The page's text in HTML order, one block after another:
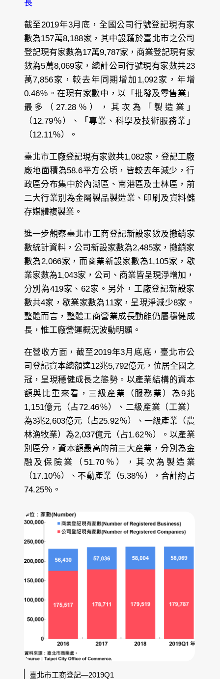
長
截至2019年3月底，全國公司行號登記現有家
數為157萬8,188家，其中設籍於臺北市之公司
登記現有家數為17萬9,787家，商業登記現有家
數為5萬8,069家，總計公司行號現有家數共23
萬7,856家，較去年同期增加1,092家，年增
0.46％。在現有家數中，以「批發及零售業」
最多（27.28％），其次為「製造業」
（12.79％）、「專業、科學及技術服務業」
（12.11％）。
臺北市工廠登記現有家數共1,082家，登記工廠
廠地面積為58.6平方公頃，皆較去年減少，行
政區分布集中於內湖區、南港區及士林區，前
二大行業別為金屬製品製造業、印刷及資料儲
存媒體複製業。
進一步觀察臺北市工商登記新設家數及撤銷家
數統計資料，公司新設家數為2,485家，撤銷家
數為2,066家，而商業新設家數為1,105家，歇
業家數為1,043家，公司、商業皆呈現淨增加，
分別為419家、62家。另外，工廠登記新設家
數共4家，歇業家數為11家，呈現淨減少8家。
整體而言，整體工商營業成長動能仍屬穩健成
長，惟工廠營運概況波動明顯。
在營收方面，截至2019年3月底底，臺北市公
司登記資本總額達12兆5,792億元，位居全國之
冠，呈現穩健成長之態勢。以產業結構的資本
額與比重來看，三級產業（服務業）為9兆
1,151億元（占72.46％）、二級產業（工業）
為3兆2,603億元（占25.92％）、一級產業（農
林漁牧業）為2,037億元（占1.62％）。以產業
別區分，資本額最高的前三大產業，分別為金
融及保險業（51.70％），其次為製造業
（17.10％）、不動產業（5.38％），合計約占
74.25％。
臺北市工商登記—2019Q1